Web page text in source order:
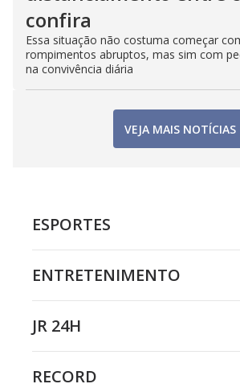
confira
Essa situação não costuma começar
rompimentos abruptos, mas sim com
na convivência diária
VEJA MAIS NOTÍCIAS
ESPORTES
ENTRETENIMENTO
JR 24H
RECORD